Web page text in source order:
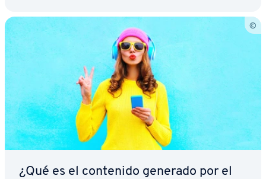
¿Qué es el contenido generado por el